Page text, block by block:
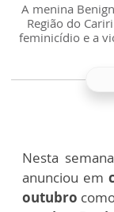
A menina
Região do
feminicídio e a
Nesta
anunciou em
outubro